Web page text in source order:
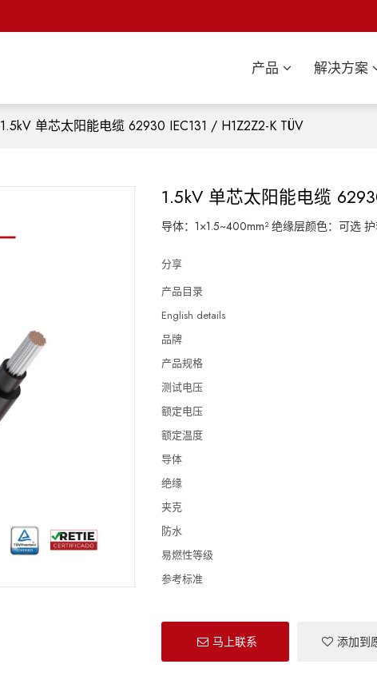
产品 解决方案
1.5kV 单芯太阳能电缆 62930 IEC131 / H1Z2Z2-K TÜV
1.5kV 单芯太阳能电缆
导体：1×1.5~400mm² 绝缘层颜色：可选
分享
产品目录
English details
品牌
产品规格
测试电压
额定电压
额定温度
导体
绝缘
夹克
防水
易燃性等级
参考标准
马上联系 添加到